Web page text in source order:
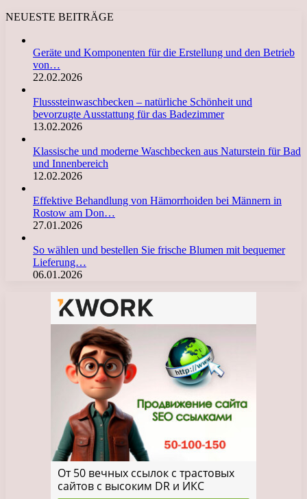
NEUESTE BEITRÄGE
Geräte und Komponenten für die Erstellung und den Betrieb
von…
22.02.2026
Flusssteinwaschbecken – natürliche Schönheit und
bevorzugte Ausstattung für das Badezimmer
13.02.2026
Klassische und moderne Waschbecken aus Naturstein für Bad
und Innenbereich
12.02.2026
Effektive Behandlung von Hämorrhoiden bei Männern in
Rostow am Don…
27.01.2026
So wählen und bestellen Sie frische Blumen mit bequemer
Lieferung…
06.01.2026